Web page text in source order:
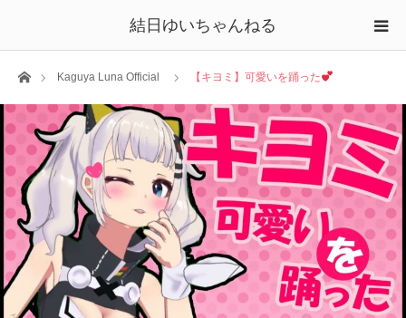
結日ゆいちゃんねる
ホームKaguya Luna Official 【キヨミ】可愛いを踊った